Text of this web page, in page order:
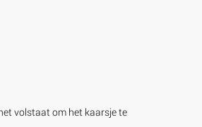
volstaat om het kaarsje te